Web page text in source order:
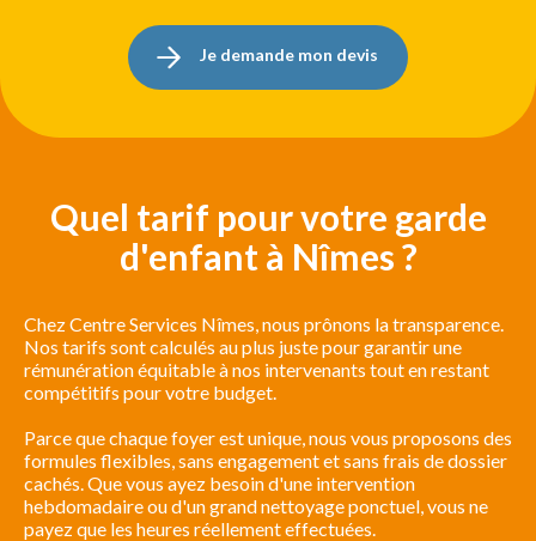
Je demande mon devis
Quel tarif pour votre garde
d'enfant à Nîmes ?
Chez Centre Services Nîmes, nous prônons la transparence.
Nos tarifs sont calculés au plus juste pour garantir une
rémunération équitable à nos intervenants tout en restant
compétitifs pour votre budget.
Parce que chaque foyer est unique, nous vous proposons des
formules flexibles, sans engagement et sans frais de dossier
cachés. Que vous ayez besoin d'une intervention
hebdomadaire ou d'un grand nettoyage ponctuel, vous ne
payez que les heures réellement effectuées.